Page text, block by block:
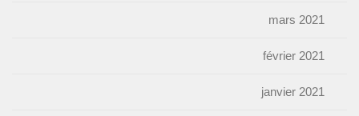
mars 2021
février 2021
janvier 2021